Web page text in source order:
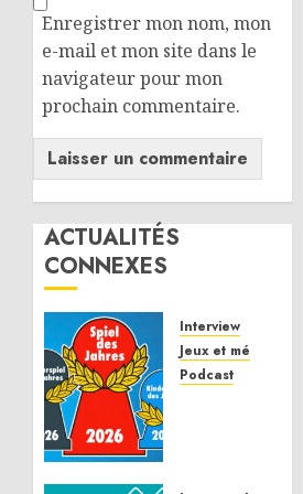
Enregistrer mon nom, mon
e-mail et mon site dans le
navigateur pour mon
prochain commentaire.
ACTUALITÉS
CONNEXES
Interview
Jeux et mécaniques
Podcast